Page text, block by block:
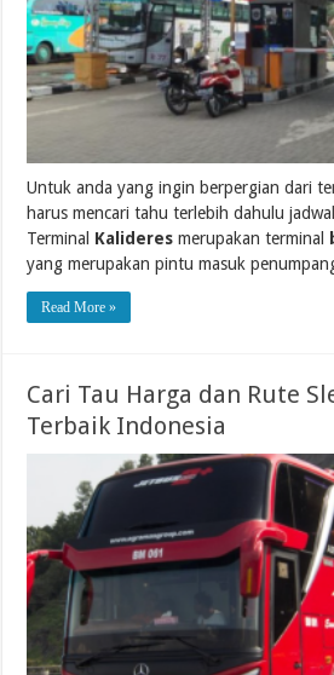
Untuk anda yang ingin berpergian dari
harus mencari tahu terlebih dahulu
Terminal Kalideres merupakan terminal
yang merupakan pintu masuk
Read More »
Cari Tau Harga dan Rute
Terbaik Indonesia